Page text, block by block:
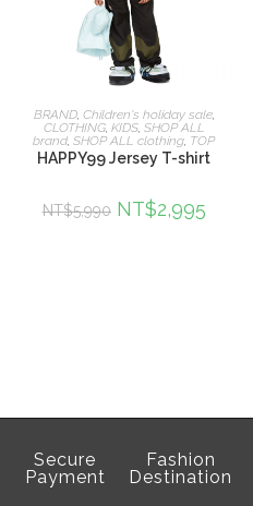
選擇規格
BRAND, Children's holiday sale,
CLOTHING, KIDS, SHOP ALL
brand,SHOP ALL clothing, TOP
HAPPY99 Jersey T-shirt
NT$5,990 NT$2,995
Secure
Payment
Fashion
Destination